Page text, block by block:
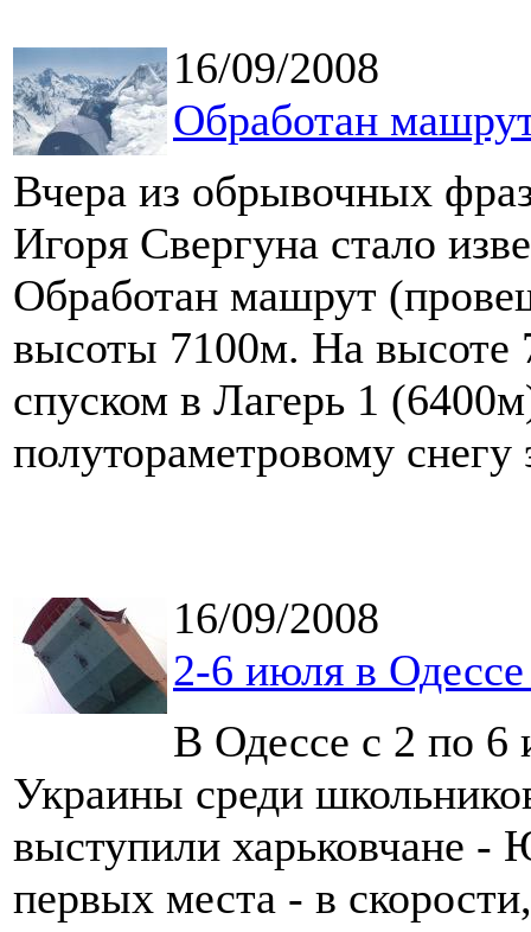
16/09/2008
Обработан
Вчера из обрывочных
Игоря Свергуна стало
Обработан машрут
высоты 7100м. На высоте
спуском в Лагерь 1
полутораметровому снегу
16/09/2008
2-6 июля в
В Одессе с 2 по
Украины среди
выступили харьковчане -
первых места - в